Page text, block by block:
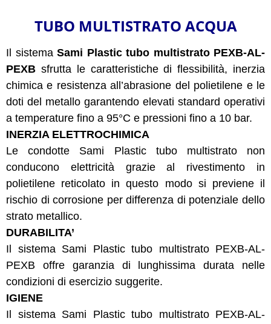
TUBO MULTISTRATO ACQUA
Il sistema Sami Plastic tubo multistrato PEXB-AL-
PEXB sfrutta le caratteristiche di flessibilità, inerzia
chimica e resistenza all’abrasione del polietilene e le
doti del metallo garantendo elevati standard operativi
a temperature fino a 95°C e pressioni fino a 10 bar.
INERZIA ELETTROCHIMICA
Le condotte Sami Plastic tubo multistrato non
conducono elettricità grazie al rivestimento in
polietilene reticolato in questo modo si previene il
rischio di corrosione per differenza di potenziale dello
strato metallico.
DURABILITA’
Il sistema Sami Plastic tubo multistrato PEXB-AL-
PEXB offre garanzia di lunghissima durata nelle
condizioni di esercizio suggerite.
IGIENE
Il sistema Sami Plastic tubo multistrato PEXB-AL-